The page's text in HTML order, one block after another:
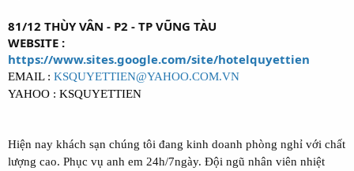
81/12 THÙY VÂN - P2 - TP VŨNG TÀU
WEBSITE :
https://www.sites.google.com/site/hotelquyettien
EMAIL : KSQUYETTIEN@YAHOO.COM.VN
YAHOO : KSQUYETTIEN
Hiện nay khách sạn chúng tôi đang kinh doanh phòng nghỉ với chất
lượng cao. Phục vụ anh em 24h/7ngày. Đội ngũ nhân viên nhiệt